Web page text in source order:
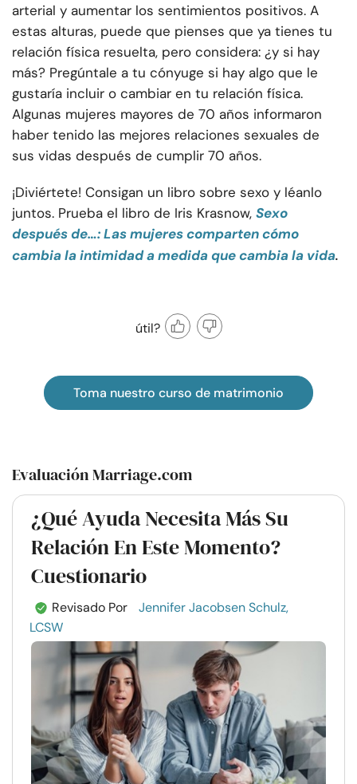
arterial y aumentar los sentimientos positivos. A
estas alturas, puede que pienses que ya tienes tu
relación física resuelta, pero considera: ¿y si hay
más? Pregúntale a tu cónyuge si hay algo que le
gustaría incluir o cambiar en tu relación física.
Algunas mujeres mayores de 70 años informaron
haber tenido las mejores relaciones sexuales de
sus vidas después de cumplir 70 años.
¡Diviértete! Consigan un libro sobre sexo y léanlo
juntos. Prueba el libro de Iris Krasnow, Sexo
después de…: Las mujeres comparten cómo
cambia la intimidad a medida que cambia la vida.
útil?
Toma nuestro curso de matrimonio
Evaluación Marriage.com
¿Qué Ayuda Necesita Más Su
Relación En Este Momento?
Cuestionario
Revisado Por
Jennifer Jacobsen Schulz,
LCSW